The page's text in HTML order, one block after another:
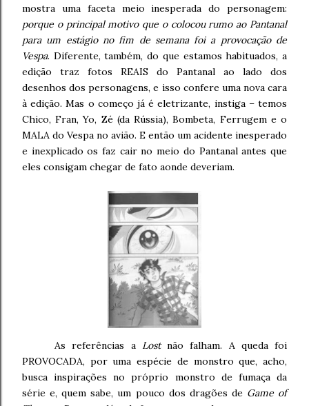
mostra uma faceta meio inesperada do personagem:
porque o principal motivo que o colocou rumo ao Pantanal
para um estágio no fim de semana foi a provocação de
Vespa. Diferente, também, do que estamos habituados, a
edição traz fotos REAIS do Pantanal ao lado dos
desenhos dos personagens, e isso confere uma nova cara
à edição. Mas o começo já é eletrizante, instiga – temos
Chico, Fran, Yo, Zé (da Rússia), Bombeta, Ferrugem e o
MALA do Vespa no avião. E então um acidente inesperado
e inexplicado os faz cair no meio do Pantanal antes que
eles consigam chegar de fato aonde deveriam.
As referências a Lostnão falham. A queda foi
PROVOCADA, por uma espécie de monstro que, acho,
busca inspirações no próprio monstro de fumaça da
série e, quem sabe, um pouco dos dragões de Game of